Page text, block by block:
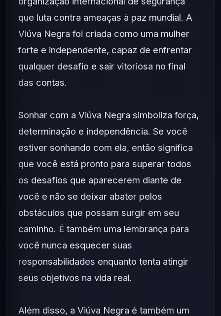
que luta contra ameaças à paz mundial. A
Viúva Negra foi criada como uma mulher
forte e independente, capaz de enfrentar
qualquer desafio e sair vitoriosa no final
das contas.
Sonhar com a Viúva Negra simboliza força,
determinação e independência. Se você
estiver sonhando com ela, então significa
que você está pronto para superar todos
os desafios que aparecerem diante de
você e não se deixar abater pelos
obstáculos que possam surgir em seu
caminho. É também uma lembrança para
você nunca esquecer suas
responsabilidades enquanto tenta atingir
seus objetivos na vida real.
Além disso, a Viúva Negra é também um